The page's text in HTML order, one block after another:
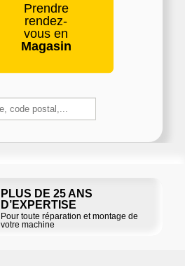
Prendre
rendez-
vous en
Magasin
PLUS DE 25 ANS
D’EXPERTISE
Pour toute réparation et montage de
votre machine